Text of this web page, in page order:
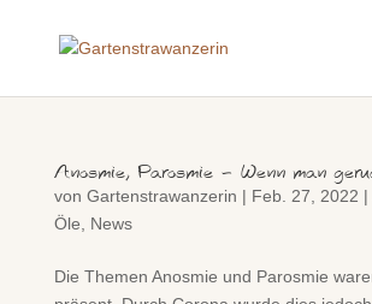
Anosmie, Parosmie – Wenn man
von Gartenstrawanzerin | Feb. 27, 2022 |
Öle
News
Die Themen Anosmie und Parosmie